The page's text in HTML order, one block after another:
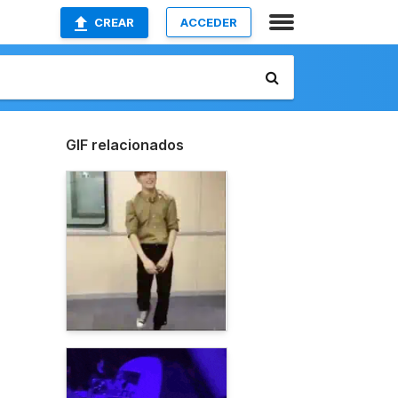
CREAR ACCEDER
GIF relacionados